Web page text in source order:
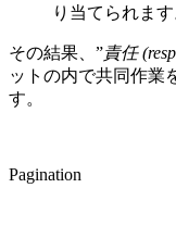
り当てられます
その結果、”責任
ットの内で共同作業
す。
Pagination